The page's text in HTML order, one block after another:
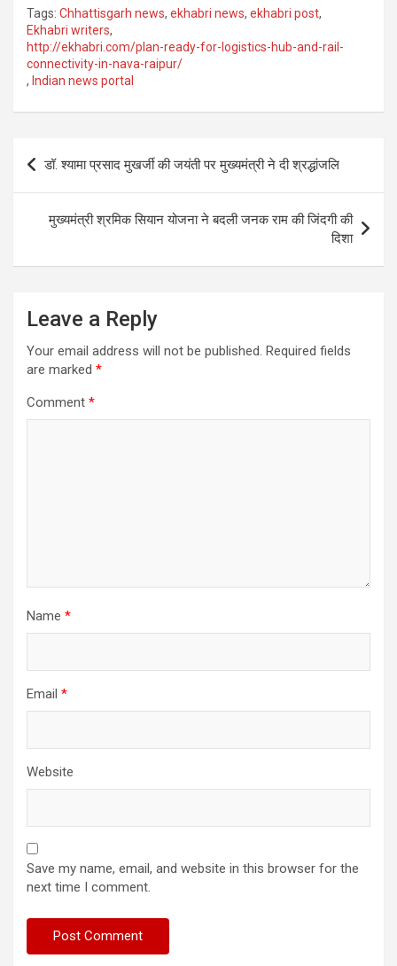
Tags: Chhattisgarh news, ekhabri news, ekhabri post,
Ekhabri writers,
http://ekhabri.com/plan-ready-for-logistics-hub-and-rail-
connectivity-in-nava-raipur/
, Indian news portal
Post
navigation
डॉ. श्यामा प्रसाद मुखर्जी की जयंती पर मुख्यमंत्री ने दी श्रद्धांजलि
मुख्यमंत्री श्रमिक सियान योजना ने बदली जनक राम की जिंदगी की
दिशा
Leave a Reply
Your email address will not be published. Required fields
are marked *
Comment *
Name *
Email *
Website
Save my name, email, and website in this browser for the
next time I comment.